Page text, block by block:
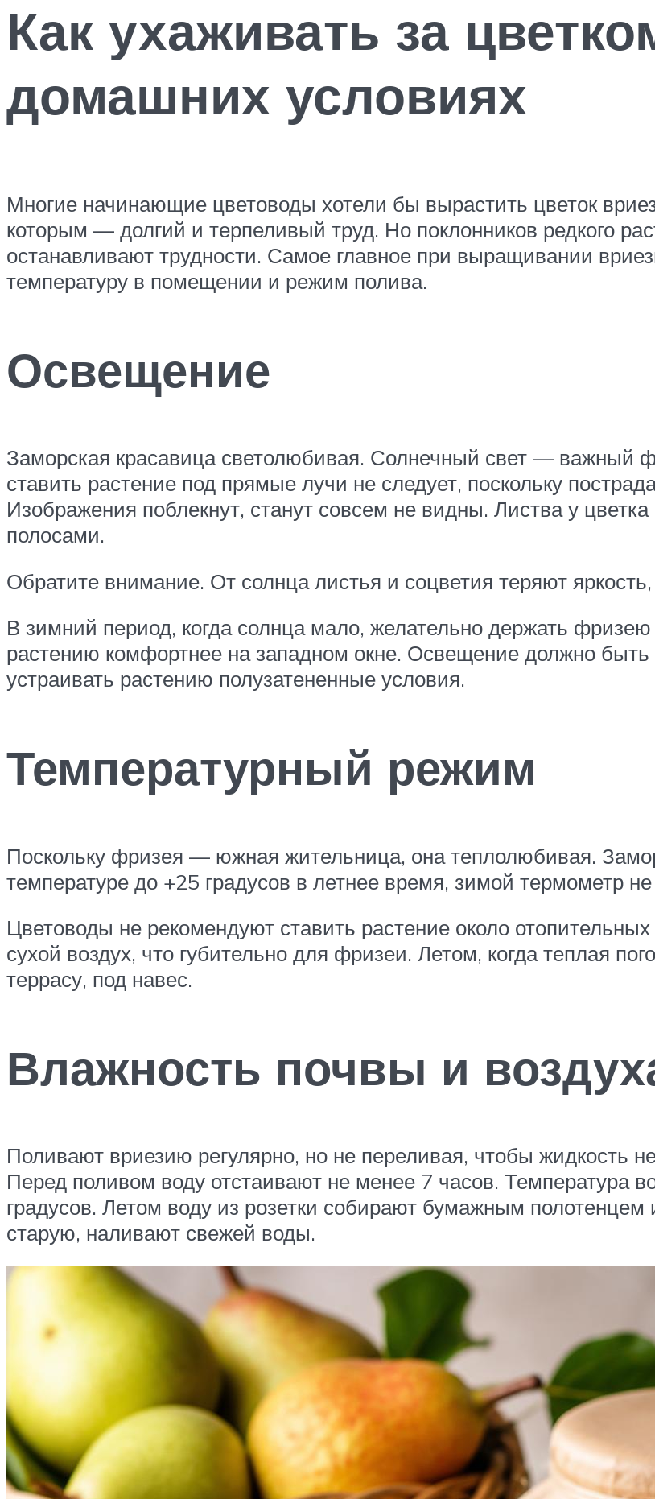
Как ухаживать за
домашних условиях
Многие начинающие цветоводы хотели бы вырастить цветок
которым — долгий и терпеливый труд. Но поклонников редкого
останавливают трудности. Самое главное при выращивании
температуру в помещении и режим полива.
Освещение
Заморская красавица светолюбивая. Солнечный свет — важный
ставить растение под прямые лучи не следует, поскольку
Изображения поблекнут, станут совсем не видны. Листва у
полосами.
Обратите внимание. От солнца листья и соцветия теряют
В зимний период, когда солнца мало, желательно держать
растению комфортнее на западном окне. Освещение должно
устраивать растению полузатененные условия.
Температурный режим
Поскольку фризея — южная жительница, она теплолюбивая.
температуре до +25 градусов в летнее время, зимой термометр
Цветоводы не рекомендуют ставить растение около отопительных
сухой воздух, что губительно для фризеи. Летом, когда теплая
террасу, под навес.
Влажность почвы и
Поливают вриезию регулярно, но не переливая, чтобы жидкость
Перед поливом воду отстаивают не менее 7 часов. Температура
градусов. Летом воду из розетки собирают бумажным
старую, наливают свежей воды.